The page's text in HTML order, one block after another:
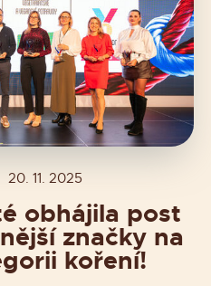
20. 11. 2025
obhájila post
značky na
koření!